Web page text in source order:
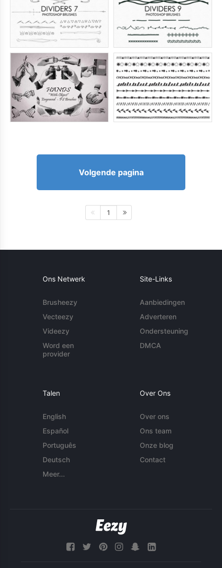
Volgende pagina
1
Ons Netwerk
Brusheezy
Vecteezy
Videezy
Word een
provider
Site-Links
Aanbiedingen
Adverteren
Ondersteuning
DMCA
Talen
English
Español
Português
Deutsch
Meer...
Over Ons
Over ons
Ons team
Onze blog
Contact